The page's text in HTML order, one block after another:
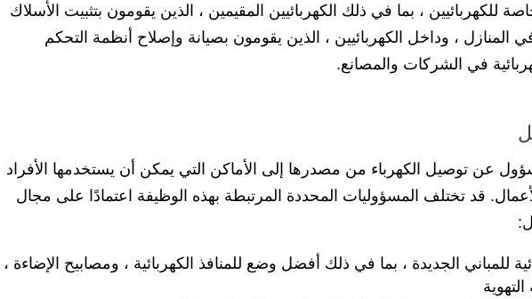
للكهربائيين ، بما في ذلك الكهربائيين المقيمين ، الذين يقومون بتثبيت الأسلاك
المنازل ، وداخل الكهربائيين ، الذين يقومون بصيانة وإصلاح أنظمة التحكم
في الشركات والمصانع.
عن توصيل الكهرباء من مصدرها إلى الأماكن التي يمكن أن يستخدمها الأفراد
قد تختلف المسؤوليات المحددة المرتبطة بهذه الوظيفة اعتمادًا على مجال
للمباني الجديدة ، بما في ذلك أفضل وضع للمنافذ الكهربائية ، ومصابيح الإضاءة ،